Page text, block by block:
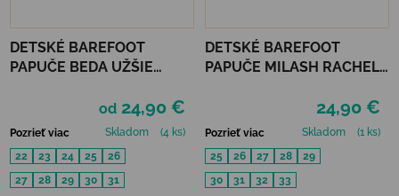
DETSKÉ BAREFOOT
PAPUČE BEDA UŽŠIE
od 24,90 €
Pozrieť viac Skladom
(4 ks)
22
23 24 25
26
27
28 29 30
31
DETSKÉ BAREFOOT
PAPUČE MILASH RACHEL -
24,90 €
Pozrieť viac Skladom
(1 ks)
25
26 27 28
29
30
31 32 33